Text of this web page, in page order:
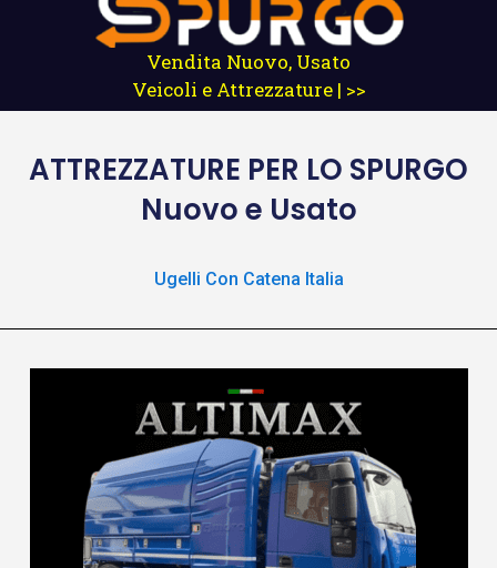
Vendita Nuovo, Usato
Veicoli e Attrezzature | >>
ATTREZZATURE PER LO SPURGO
Nuovo e Usato
Ugelli Con Catena Italia